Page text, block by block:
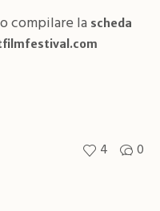
compilare la scheda
4 0